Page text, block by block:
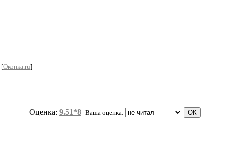
[Окопка.ru]
Оценка: 9.51*8 Ваша оценка: